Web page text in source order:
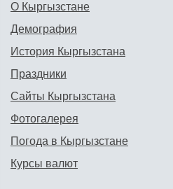
О Кыргызстане
Демография
История Кыргызстана
Праздники
Сайты Кыргызстана
Фотогалерея
Погода в Кыргызстане
Курсы валют